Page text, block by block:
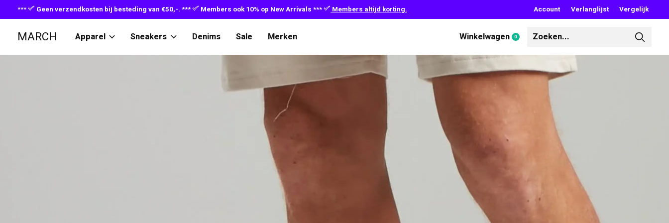
*** Geen verzendkosten bij besteding van €50,-. *** Members ook 10% op New Arrivals *** Members altijd korting. Account Verlanglijst Vergelijk
MARCH Apparel Sneakers Denims Sale Merken Winkelwagen 0items